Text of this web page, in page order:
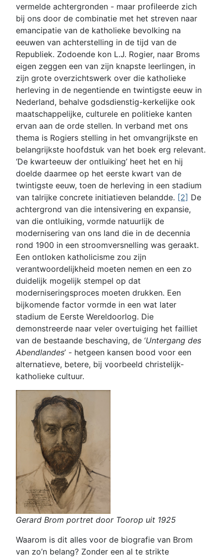
vermelde achtergronden - maar profileerde zich
bij ons door de combinatie met het streven naar
emancipatie van de katholieke bevolking na
eeuwen van achterstelling in de tijd van de
Republiek. Zodoende kon L.J. Rogier, naar Broms
eigen zeggen een van zijn knapste leerlingen, in
zijn grote overzichtswerk over die katholieke
herleving in de negentiende en twintigste eeuw in
Nederland, behalve godsdienstig-kerkelijke ook
maatschappelijke, culturele en politieke kanten
ervan aan de orde stellen. In verband met ons
thema is Rogiers stelling in het omvangrijkste en
belangrijkste hoofdstuk van het boek erg relevant.
‘De kwarteeuw der ontluiking’ heet het en hij
doelde daarmee op het eerste kwart van de
twintigste eeuw, toen de herleving in een stadium
van talrijke concrete initiatieven belandde. [2] De
achtergrond van die intensivering en expansie,
van die ontluiking, vormde natuurlijk de
modernisering van ons land die in de decennia
rond 1900 in een stroomversnelling was geraakt.
Een ontloken katholicisme zou zijn
verantwoordelijkheid moeten nemen en een zo
duidelijk mogelijk stempel op dat
moderniseringsproces moeten drukken. Een
bijkomende factor vormde in een wat later
stadium de Eerste Wereldoorlog. Die
demonstreerde naar veler overtuiging het failliet
van de bestaande beschaving, de ‘Untergang des
Abendlandes’ - hetgeen kansen bood voor een
alternatieve, betere, bij voorbeeld christelijk-
katholieke cultuur.
Gerard Brom portret door Toorop uit 1925
Waarom is dit alles voor de biografie van Brom
van zo’n belang? Zonder een al te strikte